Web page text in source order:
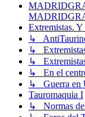
Extremistas. Y
↳
↳
↳
↳ En el
↳ Guerra en
Tauromaquia I
↳ Normas